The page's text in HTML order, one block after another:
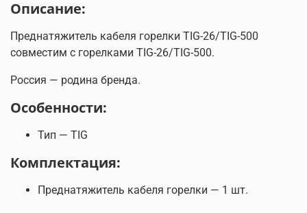
Описание:
Преднатяжитель кабеля горелки TIG-26/TIG-500
совместим с горелками TIG-26/TIG-500.
Россия — родина бренда.
Особенности:
Тип — TIG
Комплектация:
Преднатяжитель кабеля горелки — 1 шт.